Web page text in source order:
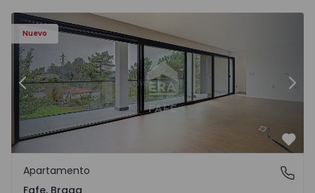
Nuevo
Anterior
Fafe, Braga
Apartamento
Fafe, Braga